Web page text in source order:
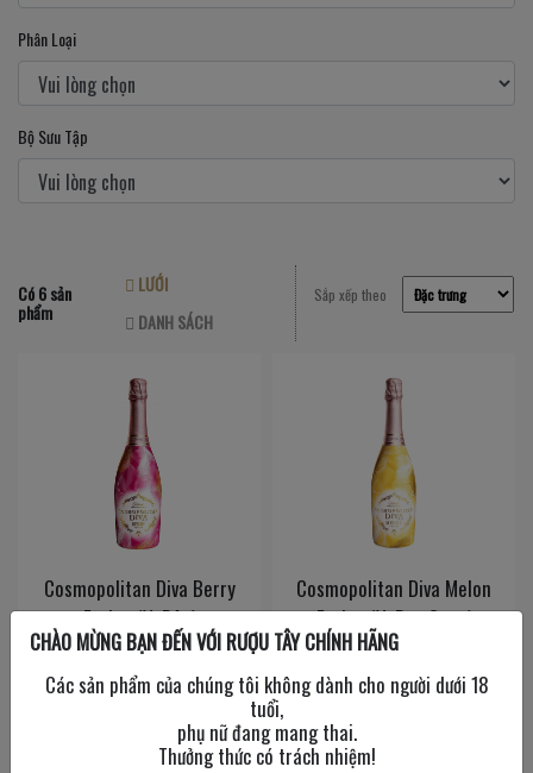
Phân Loại
Bộ Sưu Tập
Có 6 sản
phẩm
LƯỚI
DANH SÁCH
Sắp xếp theo
Cosmopolitan Diva Berry
Fusion (Vị Dâu)
750 ml/6%
Cosmopolitan Diva Melon
Fusion (Vị Dưa Gang)
750 ml
CHÀO MỪNG BẠN ĐẾN VỚI RƯỢU TÂY CHÍNH HÃNG
Các sản phẩm của chúng tôi không dành cho người dưới 18
tuổi,
phụ nữ đang mang thai.
Thưởng thức có trách nhiệm!